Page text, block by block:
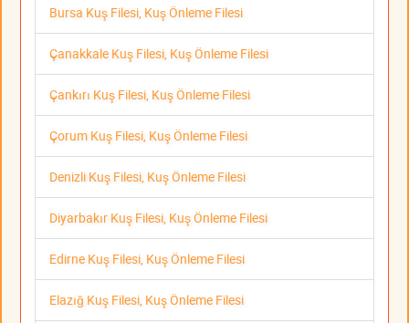
Bursa Kuş Filesi, Kuş Önleme Filesi
Çanakkale Kuş Filesi, Kuş Önleme Filesi
Çankırı Kuş Filesi, Kuş Önleme Filesi
Çorum Kuş Filesi, Kuş Önleme Filesi
Denizli Kuş Filesi, Kuş Önleme Filesi
Diyarbakır Kuş Filesi, Kuş Önleme Filesi
Edirne Kuş Filesi, Kuş Önleme Filesi
Elazığ Kuş Filesi, Kuş Önleme Filesi